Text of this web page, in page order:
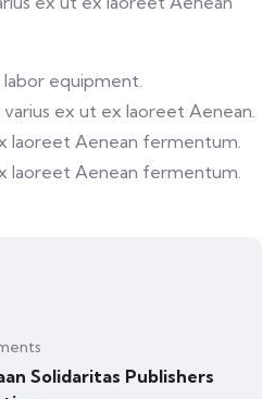
equipment.
ex ut ex laoreet Aenean.
laoreet Aenean fermentum.
laoreet Aenean fermentum.
Solidaritas Publishers